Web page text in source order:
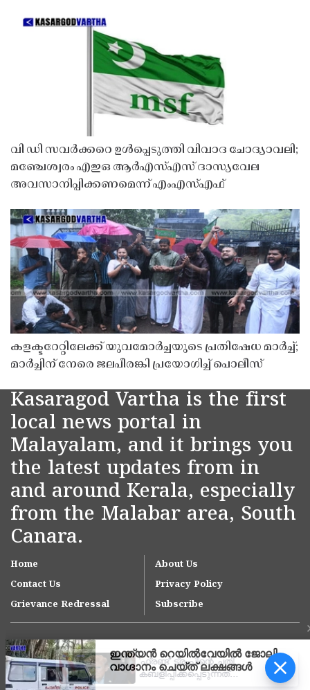
വി ഡി സവർക്കറെ ഉൾപ്പെടുത്തി വിവാദ ചോദ്യാവലി;
മഞ്ചേശ്വരം എഇഒ ആർഎസ്എസ് ദാസ്യവേല
അവസാനിപ്പിക്കണമെന്ന് എംഎസ്എഫ്
കളക്ടറേറ്റിലേക്ക് യുവമോർച്ചയുടെ പ്രതിഷേധ മാർച്ച്;
മാർച്ചിന് നേരെ ജലപീരങ്കി പ്രയോഗിച്ച് പൊലീസ്
Kasaragod Vartha is the first
local news portal in
Malayalam, and it brings you
the latest updates from in
and around Kerala, especially
from the Malabar area, South
Canara.
Home
About Us
Contact Us
Privacy Policy
Grievance Redressal
Subscribe
'ഫ്രണ്ട്' ട്രംപിന്റെ ചതി,
കബളിപ്പിക്കപ്പെടുന്നത്